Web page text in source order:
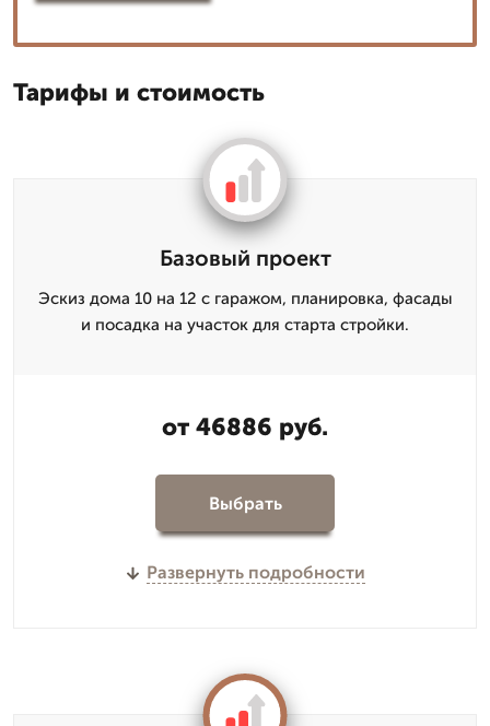
Тарифы и стоимость
Базовый проект
Эскиз дома 10 на 12 с гаражом, планировка, фасады
и посадка на участок для старта стройки.
от 46886 руб.
Выбрать
Развернуть подробности